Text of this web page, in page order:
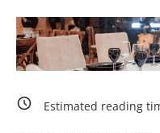
Estimated reading